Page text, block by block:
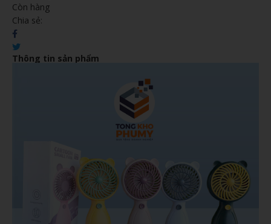
Còn hàng
Chia sẻ:
Thông tin sản phẩm